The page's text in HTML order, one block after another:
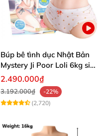
Búp bê tình dục Nhật Bản
Mystery Ji Poor Loli 6kg siêu
thực
2.490.000₫
3.192.000₫
-22%
(2,720)